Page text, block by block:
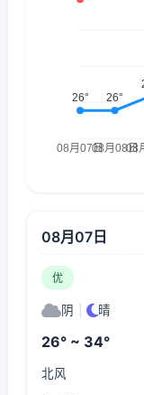
08月07日
优
阴 晴
26° ~ 34°
北风